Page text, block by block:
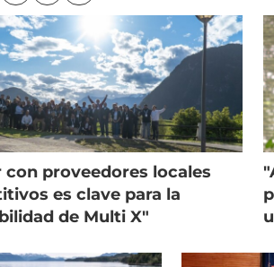
con proveedores locales
es clave para la
de Multi X"